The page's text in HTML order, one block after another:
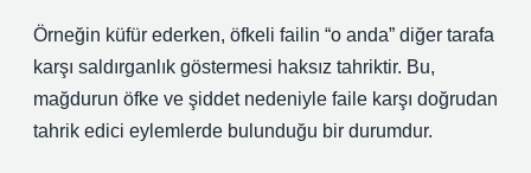
Örneğin küfür ederken, öfkeli failin “o anda” diğer tarafa
karşı saldırganlık göstermesi haksız tahriktir. Bu,
mağdurun öfke ve şiddet nedeniyle faile karşı doğrudan
tahrik edici eylemlerde bulunduğu bir durumdur.